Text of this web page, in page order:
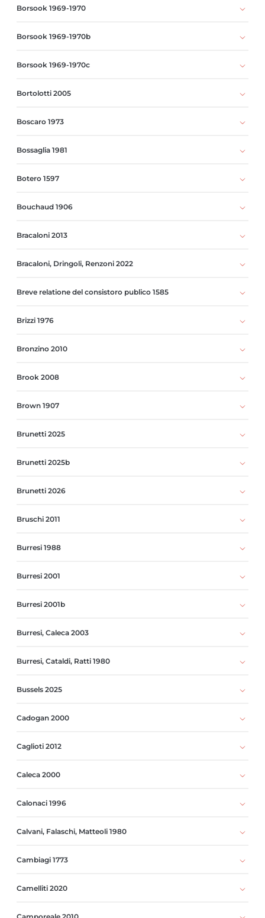
Borsook 1969-1970
Borsook 1969-1970b
Borsook 1969-1970c
Bortolotti 2005
Boscaro 1973
Bossaglia 1981
Botero 1597
Bouchaud 1906
Bracaloni 2013
Bracaloni, Dringoli, Renzoni 2022
Breve relatione del consistoro publico 1585
Brizzi 1976
Bronzino 2010
Brook 2008
Brown 1907
Brunetti 2025
Brunetti 2025b
Brunetti 2026
Bruschi 2011
Burresi 1988
Burresi 2001
Burresi 2001b
Burresi, Caleca 2003
Burresi, Cataldi, Ratti 1980
Bussels 2025
Cadogan 2000
Caglioti 2012
Caleca 2000
Calonaci 1996
Calvani, Falaschi, Matteoli 1980
Cambiagi 1773
Camelliti 2020